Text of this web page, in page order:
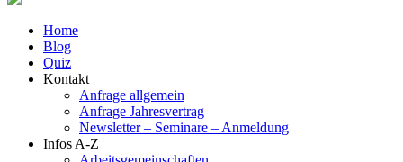
Home
Blog
Quiz
Kontakt
Anfrage allgemein
Anfrage Jahresvertrag
Newsletter – Seminare – Anmeldung
Infos A-Z